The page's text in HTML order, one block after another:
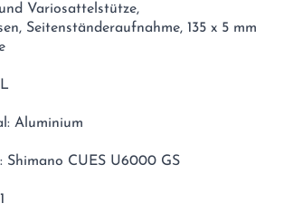
Variosattelstütze,
Seitenständeraufnahme, 135 x 5 mm
Aluminium
Shimano CUES U6000 GS